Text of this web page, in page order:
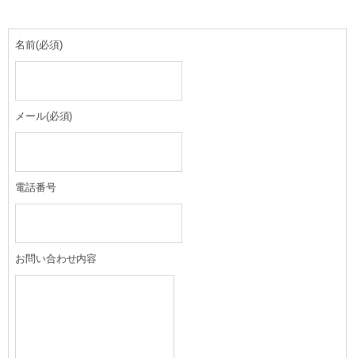
名前(必須)
メール(必須)
電話番号
お問い合わせ内容